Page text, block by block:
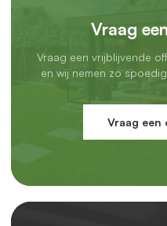
Vraag
Vraag een vrijblijvende
en wij nemen zo
Vraag een